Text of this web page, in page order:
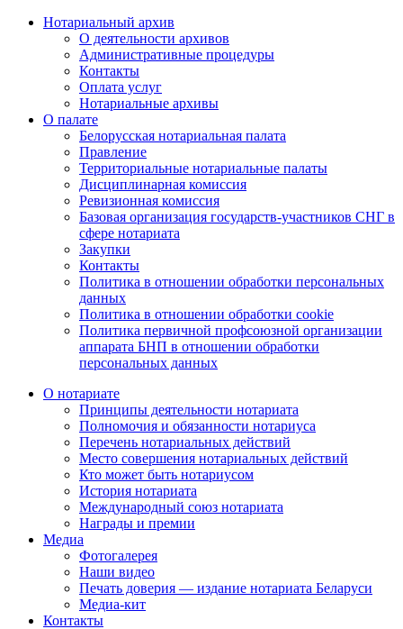
Нотариальный архив
О деятельности архивов
Административные процедуры
Контакты
Оплата услуг
Нотариальные архивы
О палате
Белорусская нотариальная палата
Правление
Территориальные нотариальные палаты
Дисциплинарная комиссия
Ревизионная комиссия
Базовая организация государств-участников СНГ в
сфере нотариата
Закупки
Контакты
Политика в отношении обработки персональных
данных
Политика в отношении обработки cookie
Политика первичной профсоюзной организации
аппарата БНП в отношении обработки
персональных данных
О нотариате
Принципы деятельности нотариата
Полномочия и обязанности нотариуса
Перечень нотариальных действий
Место совершения нотариальных действий
Кто может быть нотариусом
История нотариата
Международный союз нотариата
Награды и премии
Медиа
Фотогалерея
Наши видео
Печать доверия — издание нотариата Беларуси
Медиа-кит
Контакты